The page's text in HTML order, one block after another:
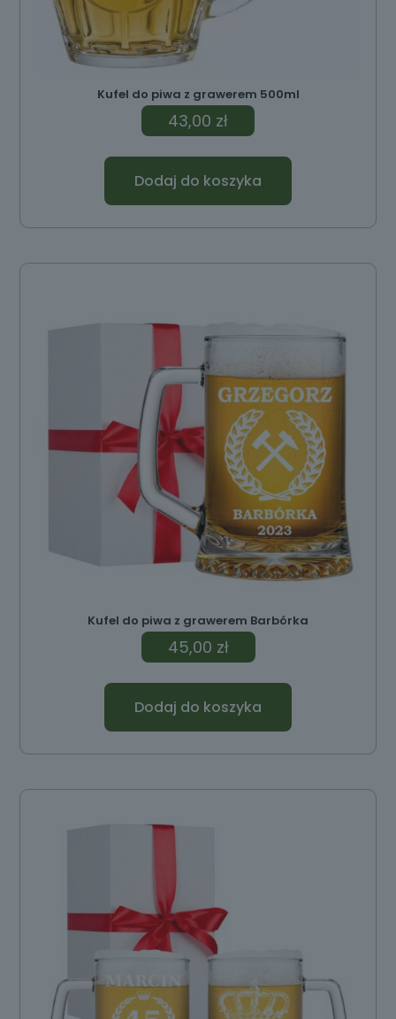
Kufel do piwa z grawerem 500ml
43,00 zł
Dodaj do koszyka
Kufel do piwa z grawerem Barbórka
45,00 zł
Dodaj do koszyka